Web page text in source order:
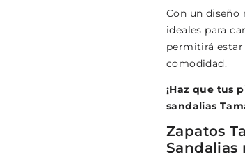
Con un diseño
ideales para
permitirá
comodidad.
¡Haz que tus
sandalias
Zapatos
Sandalias